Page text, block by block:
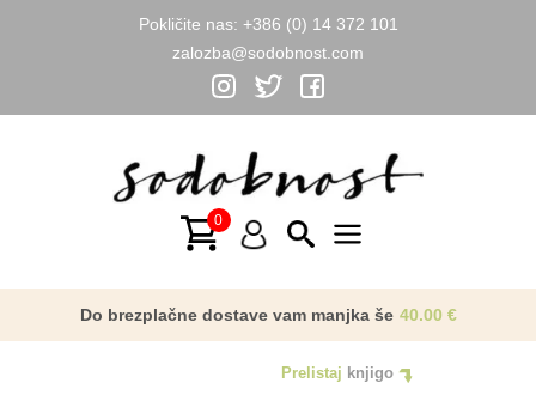
Pokličite nas: +386 (0) 14 372 101
zalozba@sodobnost.com
Menu
Do brezplačne dostave vam manjka še 40.00 €
Prelistaj knjigo